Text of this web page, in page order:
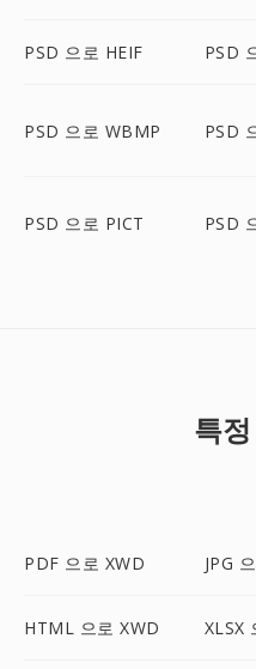
PSD 으로 HEIF PSD
PSD 으로 WBMP PSD
PSD 으로 PICT PSD
특
PDF 으로 XWD JPG
HTML 으로 XWD XLSX